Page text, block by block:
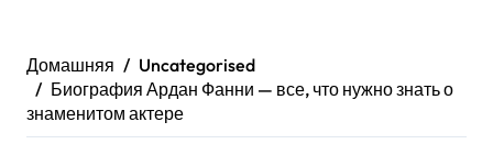
Домашняя
Uncategorised
Биография Ардан Фанни — все, что нужно знать о
знаменитом актере